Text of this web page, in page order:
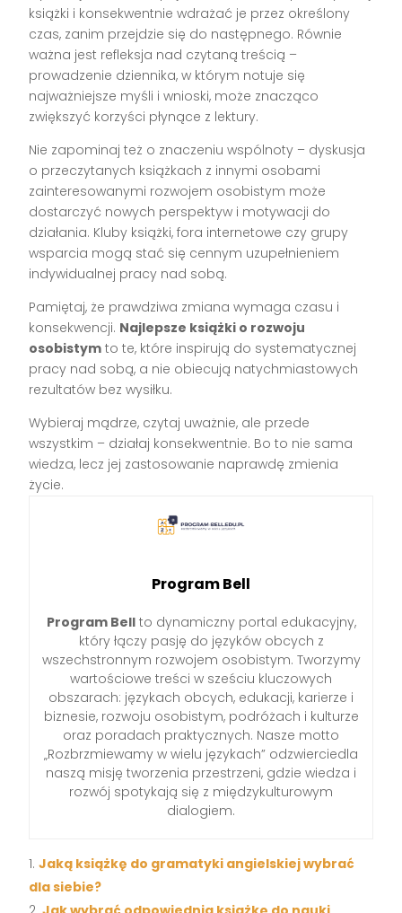
książki i konsekwentnie wdrażać je przez określony
czas, zanim przejdzie się do następnego. Równie
ważna jest refleksja nad czytaną treścią –
prowadzenie dziennika, w którym notuje się
najważniejsze myśli i wnioski, może znacząco
zwiększyć korzyści płynące z lektury.
Nie zapominaj też o znaczeniu wspólnoty – dyskusja
o przeczytanych książkach z innymi osobami
zainteresowanymi rozwojem osobistym może
dostarczyć nowych perspektyw i motywacji do
działania. Kluby książki, fora internetowe czy grupy
wsparcia mogą stać się cennym uzupełnieniem
indywidualnej pracy nad sobą.
Pamiętaj, że prawdziwa zmiana wymaga czasu i
konsekwencji. Najlepsze książki o rozwoju
osobistym to te, które inspirują do systematycznej
pracy nad sobą, a nie obiecują natychmiastowych
rezultatów bez wysiłku.
Wybieraj mądrze, czytaj uważnie, ale przede
wszystkim – działaj konsekwentnie. Bo to nie sama
wiedza, lecz jej zastosowanie naprawdę zmienia
życie.
Program Bell
Program Bellto dynamiczny portal edukacyjny,
który łączy pasję do języków obcych z
wszechstronnym rozwojem osobistym. Tworzymy
wartościowe treści w sześciu kluczowych
obszarach: językach obcych, edukacji, karierze i
biznesie, rozwoju osobistym, podróżach i kulturze
oraz poradach praktycznych. Nasze motto
„Rozbrzmiewamy w wielu językach” odzwierciedla
naszą misję tworzenia przestrzeni, gdzie wiedza i
rozwój spotykają się z międzykulturowym
dialogiem.
Jaką książkę do gramatyki angielskiej wybrać
dla siebie?